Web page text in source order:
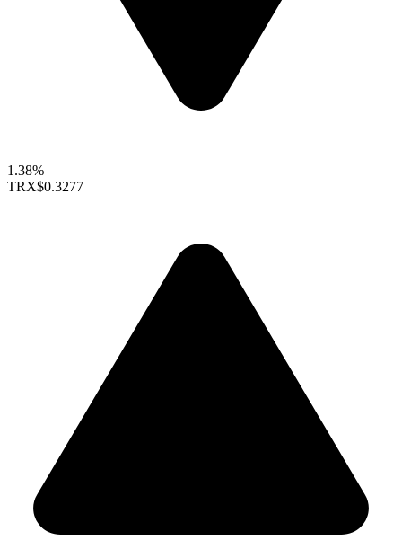
1.38%
TRX$0.3277